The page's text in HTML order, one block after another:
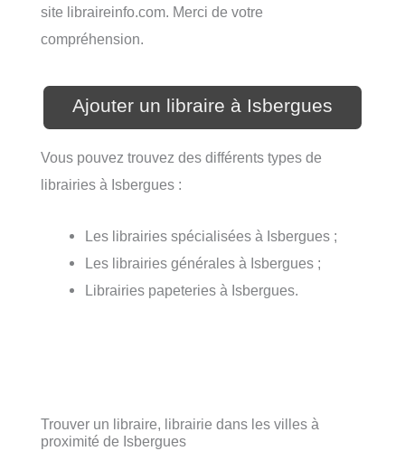
site libraireinfo.com. Merci de votre
compréhension.
Ajouter un libraire à Isbergues
Vous pouvez trouvez des différents types de
librairies à Isbergues :
Les librairies spécialisées à Isbergues ;
Les librairies générales à Isbergues ;
Librairies papeteries à Isbergues.
Trouver un libraire, librairie dans les villes à
proximité de Isbergues